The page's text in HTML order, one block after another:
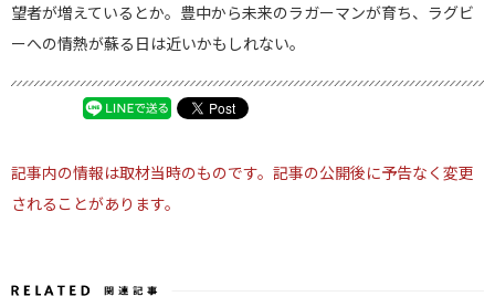
望者が増えているとか。豊中から未来のラガーマンが育ち、ラグビ
ーへの情熱が蘇る日は近いかもしれない。
記事内の情報は取材当時のものです。記事の公開後に予告なく変更
されることがあります。